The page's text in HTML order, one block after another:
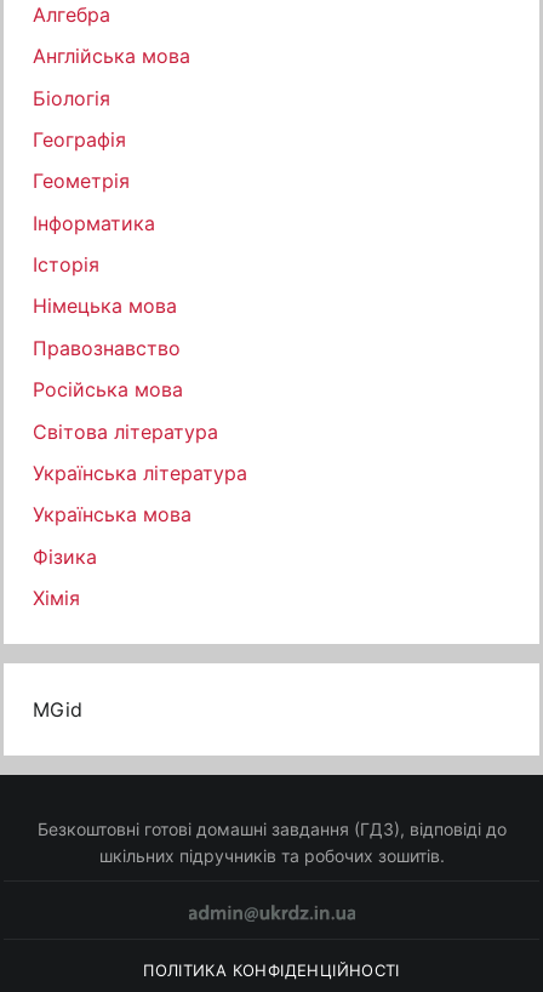
Алгебра
Англійська мова
Біологія
Географія
Геометрія
Інформатика
Історія
Німецька мова
Правознавство
Російська мова
Світова література
Українська література
Українська мова
Фізика
Хімія
MGid
Безкоштовні готові домашні завдання (ГДЗ), відповіді до
шкільних підручників та робочих зошитів.
ПОЛІТИКА КОНФІДЕНЦІЙНОСТІ